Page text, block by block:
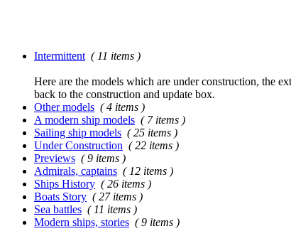
Intermittent ( 11 items )
Here are the models which are under construction, the
back to the construction and update box.
Other models ( 4 items )
A modern ship models ( 7 items )
Sailing ship models ( 25 items )
Under Construction ( 22 items )
Previews ( 9 items )
Admirals, captains ( 12 items )
Ships History ( 26 items )
Boats Story ( 27 items )
Sea battles ( 11 items )
Modern ships, stories ( 9 items )